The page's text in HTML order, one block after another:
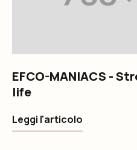
EFCO-MANIACS -
life
Leggi l'articolo